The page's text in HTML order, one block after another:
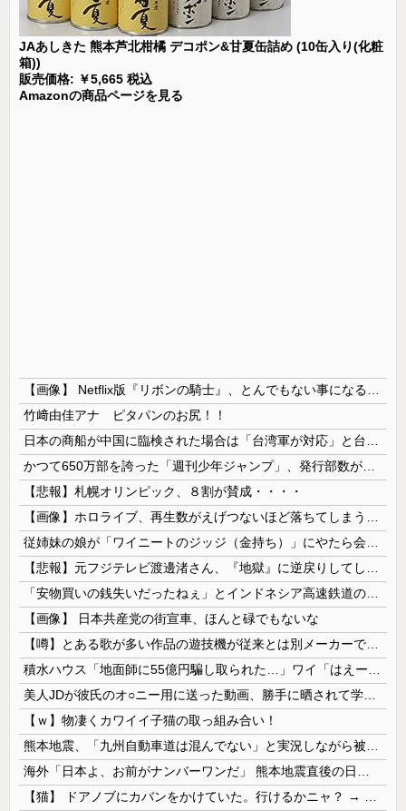
JAあしきた 熊本芦北柑橘 デコポン&甘夏缶詰め (10缶入り(化粧
箱))
販売価格: ￥5,665 税込
Amazonの商品ページを見る
竹﨑由佳アナ ピタパンのお尻！！
【悲報】札幌オリンピック、８割が賛成・・・・
【画像】 日本共産党の街宣車、ほんと碌でもないな
【ｗ】物凄くカワイイ子猫の取っ組み合い！